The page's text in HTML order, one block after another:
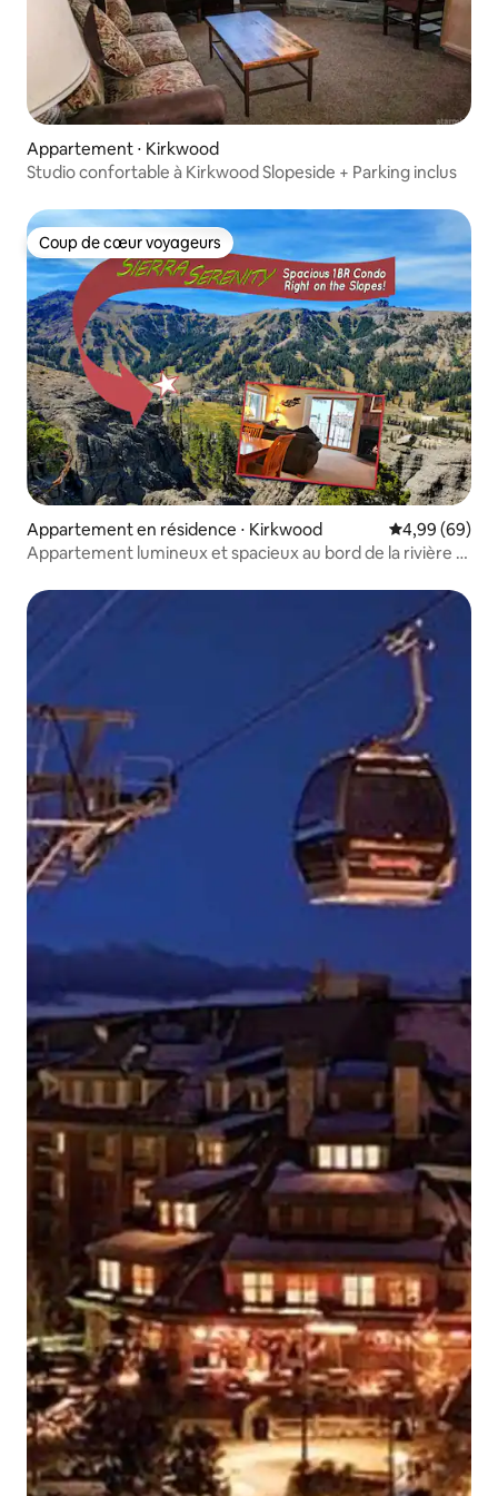
Appartement ⋅ Kirkwood
Studio confortable à Kirkwood Slopeside + Parking inclus
Coup de cœur voyageurs
Coup de cœur voyageurs
Appartement en résidence ⋅ Kirkwood Évaluation
4,99 (69)
Appartement lumineux et spacieux au bord de la rivière +